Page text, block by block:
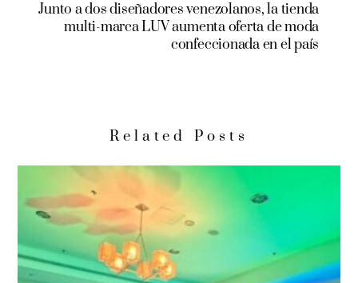
Junto a dos diseñadores venezolanos, la tienda
multi-marca LUV aumenta oferta de moda
confeccionada en el país
Related Posts